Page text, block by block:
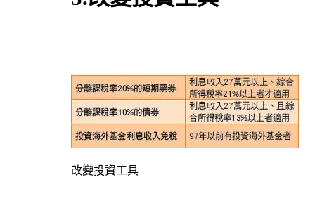
改變投資工具